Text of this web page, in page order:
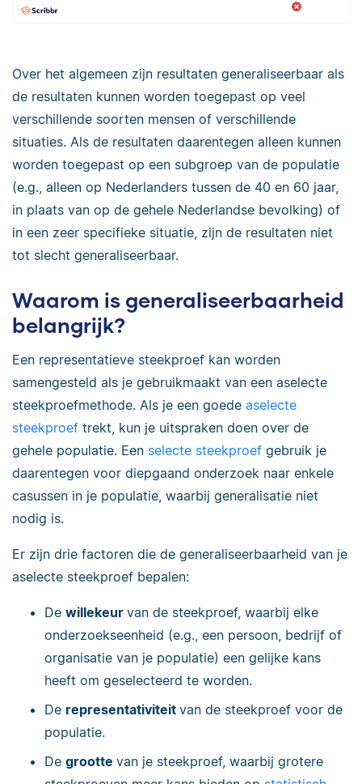
Over het algemeen zijn resultaten generaliseerbaar als
de resultaten kunnen worden toegepast op veel
verschillende soorten mensen of verschillende
situaties. Als de resultaten daarentegen alleen kunnen
worden toegepast op een subgroep van de populatie
(e.g., alleen op Nederlanders tussen de 40 en 60 jaar,
in plaats van op de gehele Nederlandse bevolking) of
in een zeer specifieke situatie, zijn de resultaten niet
tot slecht generaliseerbaar.
Waarom is generaliseerbaarheid
belangrijk?
Een representatieve steekproef kan worden
samengesteld als je gebruikmaakt van een aselecte
steekproefmethode. Als je een goede aselecte
steekproef trekt, kun je uitspraken doen over de
gehele populatie. Een selecte steekproef gebruik je
daarentegen voor diepgaand onderzoek naar enkele
casussen in je populatie, waarbij generalisatie niet
nodig is.
Er zijn drie factoren die de generaliseerbaarheid van je
aselecte steekproef bepalen:
De willekeur van de steekproef, waarbij elke
onderzoekseenheid (e.g., een persoon, bedrijf of
organisatie van je populatie) een gelijke kans
heeft om geselecteerd te worden.
De representativiteit van de steekproef voor de
populatie.
De grootte van je steekproef, waarbij grotere